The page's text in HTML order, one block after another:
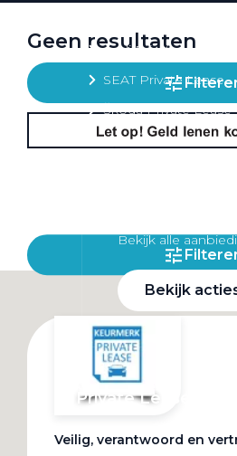
Audi Private Lease
SEAT Private Lease
Škoda Private Lease
Bekijk alle
Bekijk
Private Lease
Geen resultaten
Veilig, verantwoord en